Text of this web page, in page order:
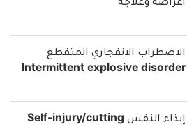
أعراضه وعلاجه
الاضطراب الانفجاري المتقطع
Intermittent explosive disorder
إيذاء النفس Self-injury/cutting